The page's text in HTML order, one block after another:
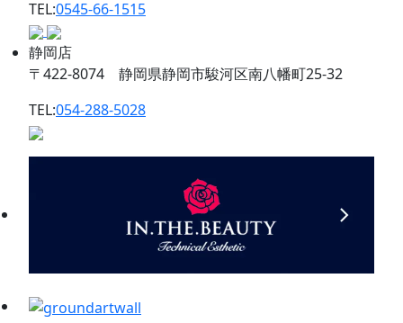
TEL:0545-66-1515
静岡店
〒422-8074 静岡県静岡市駿河区南八幡町25-32
TEL:054-288-5028